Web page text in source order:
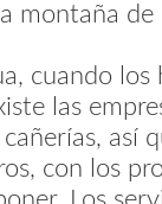
montaña de
cuando los
las
así
con los